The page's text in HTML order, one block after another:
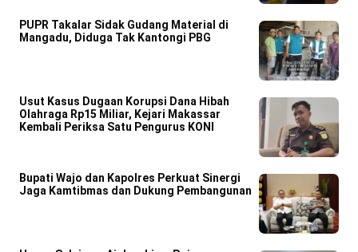
PUPR Takalar Sidak Gudang Material di
Mangadu, Diduga Tak Kantongi PBG
Usut Kasus Dugaan Korupsi Dana Hibah
Olahraga Rp15 Miliar, Kejari Makassar
Kembali Periksa Satu Pengurus KONI
Bupati Wajo dan Kapolres Perkuat Sinergi
Jaga Kamtibmas dan Dukung Pembangunan